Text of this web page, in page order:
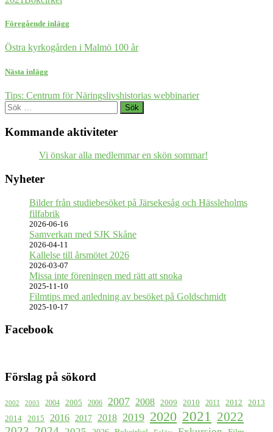
Föregående inlägg
Östra kyrkogården i Malmö 100 år
Nästa inlägg
Tips: Centrum för Näringslivshistorias webbinarier
Sök
efter:
Kommande aktiviteter
Vi önskar alla medlemmar en skön sommar!
Nyheter
Bilder från studiebesöket på Järsekesåg och Hässleholms
filfabrik
2026-06-16
Samverkan med SJK Skåne
2026-04-11
Kallelse till årsmötet 2026
2026-03-07
Missa inte föreningen med rätt att snoka
2025-11-10
Filmtips med anledning av besöket på Goldschmidt
2025-10-17
Facebook
Förslag på sökord
2002 2003 2004 2005 2006 2007 2008 2009 2010 2011 2012
2013
2014
2015 2016 2017 2018 2019 2020 2021 2022